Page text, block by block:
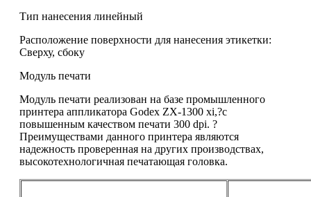
Тип нанесения линейный
Расположение поверхности для нанесения этикетки:
Сверху, сбоку
Модуль печати
Модуль печати реализован на базе промышленного
принтера аппликатора Godex ZX-1300 xi,?с
повышенным качеством печати 300 dpi. ?
Преимуществами данного принтера являются
надежность проверенная на других производствах,
высокотехнологичная печатающая головка.